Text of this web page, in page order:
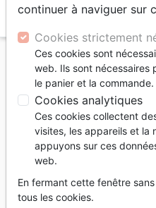
Accueil Editeurs
Auto-édition
Liste des produits de
Louange,
Adoration
continuer à naviguer sur
Cookies strictement
Ces cookies sont
web. Ils sont nécessaires
le panier et la commande.
Cookies analytiques
Ces cookies collectent
visites, les appareils et la
appuyons sur ces
web.
En fermant cette fenêtre
tous les cookies.